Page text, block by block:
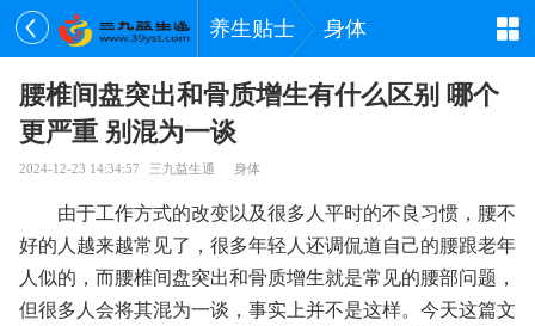
养生贴士 身体
腰椎间盘突出和骨质增生有什么区别 哪个
更严重 别混为一谈
2024-12-23 14:34:57 三九益生通 身体
由于工作方式的改变以及很多人平时的不良习惯，腰不
好的人越来越常见了，很多年轻人还调侃道自己的腰跟老年
人似的，而腰椎间盘突出和骨质增生就是常见的腰部问题，
但很多人会将其混为一谈，事实上并不是这样。今天这篇文